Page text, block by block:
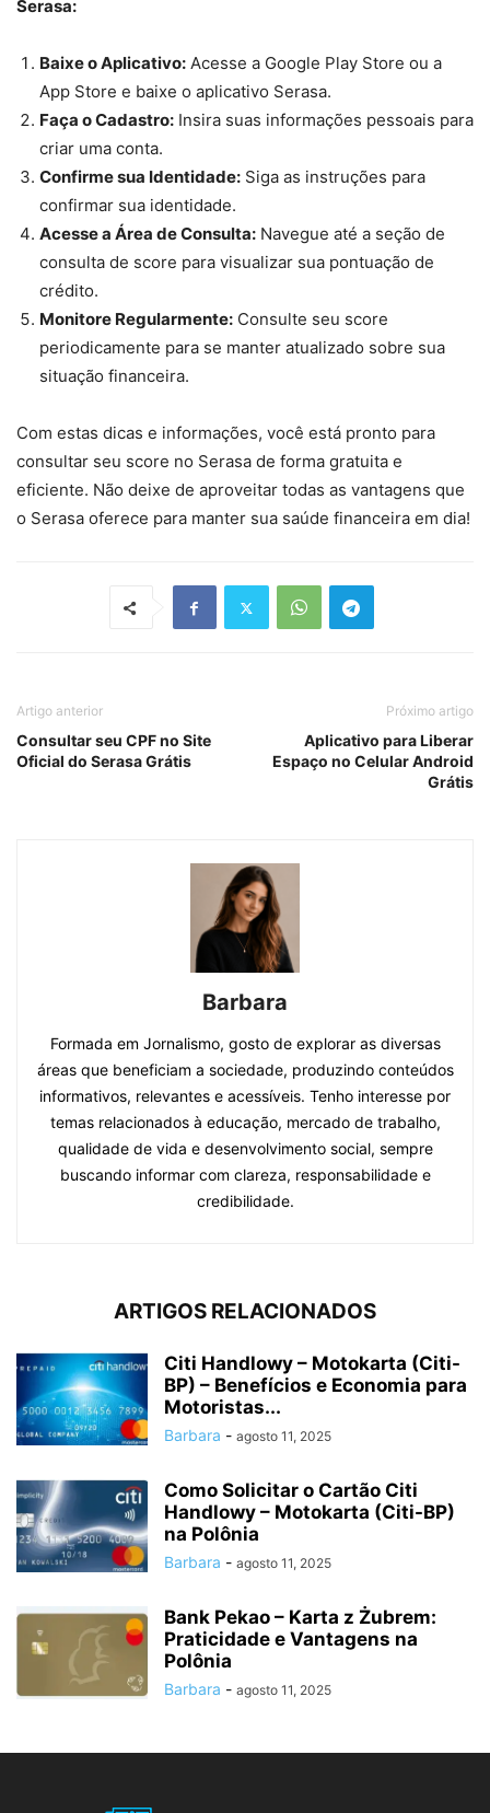
Serasa:
Baixe o Aplicativo: Acesse a Google Play Store ou a
App Store e baixe o aplicativo Serasa.
Faça o Cadastro: Insira suas informações pessoais para
criar uma conta.
Confirme sua Identidade: Siga as instruções para
confirmar sua identidade.
Acesse a Área de Consulta: Navegue até a seção de
consulta de score para visualizar sua pontuação de
crédito.
Monitore Regularmente: Consulte seu score
periodicamente para se manter atualizado sobre sua
situação financeira.
Com estas dicas e informações, você está pronto para
consultar seu score no Serasa de forma gratuita e
eficiente. Não deixe de aproveitar todas as vantagens que
o Serasa oferece para manter sua saúde financeira em dia!
Artigo anterior
Consultar seu CPF no Site
Oficial do Serasa Grátis
Próximo artigo
Aplicativo para Liberar
Espaço no Celular Android
Grátis
Barbara
Formada em Jornalismo, gosto de explorar as diversas
áreas que beneficiam a sociedade, produzindo conteúdos
informativos, relevantes e acessíveis. Tenho interesse por
temas relacionados à educação, mercado de trabalho,
qualidade de vida e desenvolvimento social, sempre
buscando informar com clareza, responsabilidade e
credibilidade.
ARTIGOS RELACIONADOS
Citi Handlowy – Motokarta (Citi-
BP) – Benefícios e Economia para
Motoristas...
Barbara - agosto 11, 2025
Como Solicitar o Cartão Citi
Handlowy – Motokarta (Citi-BP)
na Polônia
Barbara - agosto 11, 2025
Bank Pekao – Karta z Żubrem:
Praticidade e Vantagens na
Polônia
Barbara - agosto 11, 2025